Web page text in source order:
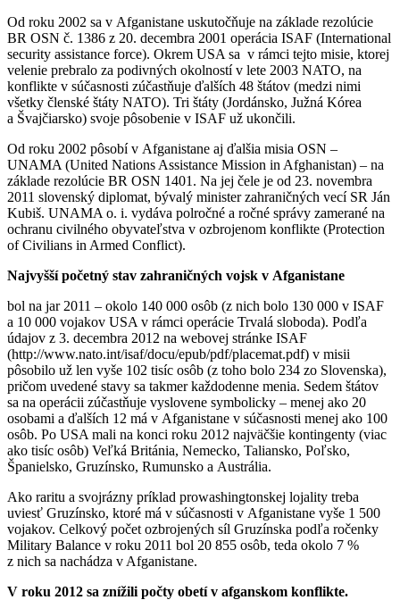
Od roku 2002 sa v Afganistane uskutočňuje na základe rezolúcie
BR OSN č. 1386 z 20. decembra 2001 operácia ISAF (International
security assistance force). Okrem USA sa v rámci tejto misie, ktorej
velenie prebralo za podivných okolností v lete 2003 NATO, na
konflikte v súčasnosti zúčastňuje ďalších 48 štátov (medzi nimi
všetky členské štáty NATO). Tri štáty (Jordánsko, Južná Kórea
a Švajčiarsko) svoje pôsobenie v ISAF už ukončili.
Od roku 2002 pôsobí v Afganistane aj ďalšia misia OSN –
UNAMA (United Nations Assistance Mission in Afghanistan) – na
základe rezolúcie BR OSN 1401. Na jej čele je od 23. novembra
2011 slovenský diplomat, bývalý minister zahraničných vecí SR Ján
Kubiš. UNAMA o. i. vydáva polročné a ročné správy zamerané na
ochranu civilného obyvateľstva v ozbrojenom konflikte (Protection
of Civilians in Armed Conflict).
Najvyšší početný stav zahraničných vojsk v Afganistane
bol na jar 2011 – okolo 140 000 osôb (z nich bolo 130 000 v ISAF
a 10 000 vojakov USA v rámci operácie Trvalá sloboda). Podľa
údajov z 3. decembra 2012 na webovej stránke ISAF
(http://www.nato.int/isaf/docu/epub/pdf/placemat.pdf) v misii
pôsobilo už len vyše 102 tisíc osôb (z toho bolo 234 zo Slovenska),
pričom uvedené stavy sa takmer každodenne menia. Sedem štátov
sa na operácii zúčastňuje vyslovene symbolicky – menej ako 20
osobami a ďalších 12 má v Afganistane v súčasnosti menej ako 100
osôb. Po USA mali na konci roku 2012 najväčšie kontingenty (viac
ako tisíc osôb) Veľká Británia, Nemecko, Taliansko, Poľsko,
Španielsko, Gruzínsko, Rumunsko a Austrália.
Ako raritu a svojrázny príklad prowashingtonskej lojality treba
uviesť Gruzínsko, ktoré má v súčasnosti v Afganistane vyše 1 500
vojakov. Celkový počet ozbrojených síl Gruzínska podľa ročenky
Military Balance v roku 2011 bol 20 855 osôb, teda okolo 7 %
z nich sa nachádza v Afganistane.
V roku 2012 sa znížili počty obetí v afganskom konflikte.